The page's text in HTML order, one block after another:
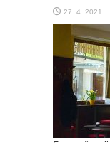
27. 4. 2021